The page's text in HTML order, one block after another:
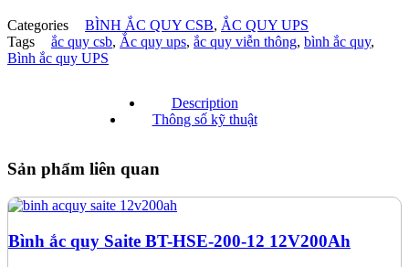
Categories BÌNH ẮC QUY CSB, ẮC QUY UPS
Tags
ắc quy csb, Ắc quy ups, ắc quy viễn thông, bình ắc quy,
Bình ắc quy UPS
Description
Thông số kỹ thuật
Sản phẩm liên quan
Bình ắc quy Saite BT-HSE-200-12 12V200Ah